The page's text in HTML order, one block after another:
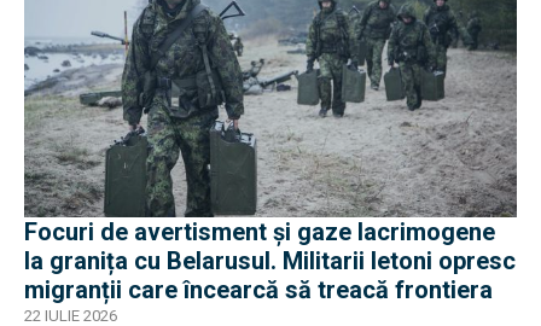
Focuri de avertisment și gaze lacrimogene
la granița cu Belarusul. Militarii letoni opresc
migranții care încearcă să treacă frontiera
22 IULIE 2026